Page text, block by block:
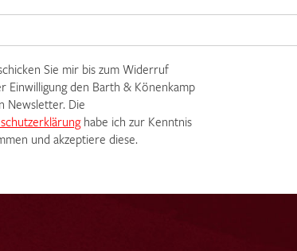
Sie mir bis zum Widerruf
Einwilligung den Barth & Könenkamp
Newsletter. Die
habe ich zur Kenntnis
und akzeptiere diese.